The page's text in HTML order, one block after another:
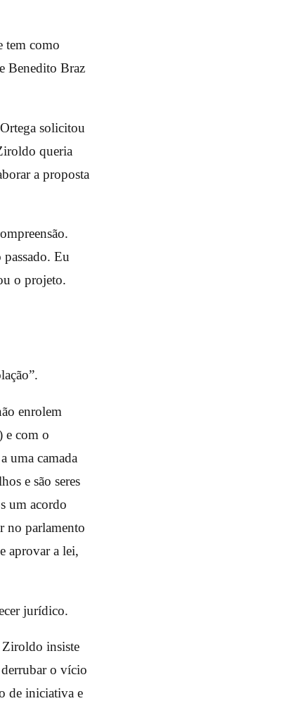
tem como
Benedito Braz
solicitou
queria
a proposta
Eu
o projeto.
enrolem
e com o
uma camada
e são seres
um acordo
no parlamento
aprovar a lei,
jurídico.
Ziroldo insiste
derrubar o vício
de iniciativa e